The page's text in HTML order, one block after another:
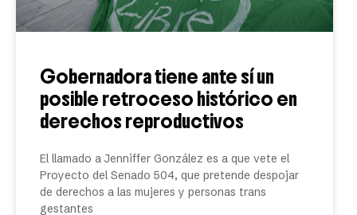
Gobernadora tiene ante sí un
posible retroceso histórico en
derechos reproductivos
El llamado a Jenniffer González es a que vete el
Proyecto del Senado 504, que pretende despojar
de derechos a las mujeres y personas trans
gestantes